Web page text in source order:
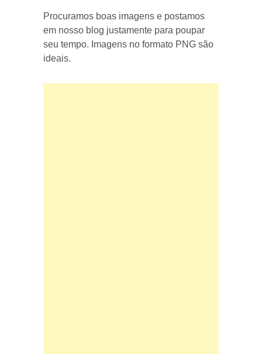
Procuramos boas imagens e postamos
em nosso blog justamente para poupar
seu tempo. Imagens no formato PNG são
ideais.